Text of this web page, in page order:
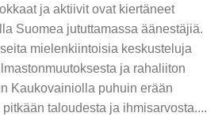
ja aktiivit ovat kiertäneet
Suomea jututtamassa äänestäjiä.
mielenkiintoisia keskusteluja
ja rahaliiton
Kaukovainiolla puhuin erään
taloudesta ja ihmisarvosta....